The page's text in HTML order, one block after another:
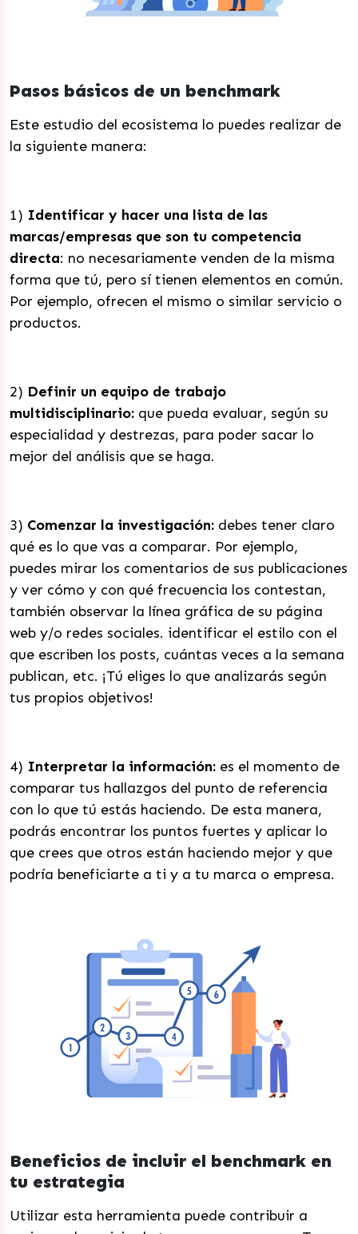
Pasos básicos de un benchmark
Este estudio del ecosistema lo puedes realizar de
la siguiente manera:
1) Identificar y hacer una lista de las
marcas/empresas que son tu competencia
directa: no necesariamente venden de la misma
forma que tú, pero sí tienen elementos en común.
Por ejemplo, ofrecen el mismo o similar servicio o
productos.
2) Definir un equipo de trabajo
multidisciplinario: que pueda evaluar, según su
especialidad y destrezas, para poder sacar lo
mejor del análisis que se haga.
3) Comenzar la investigación: debes tener claro
qué es lo que vas a comparar. Por ejemplo,
puedes mirar los comentarios de sus publicaciones
y ver cómo y con qué frecuencia los contestan,
también observar la línea gráfica de su página
web y/o redes sociales. identificar el estilo con el
que escriben los posts, cuántas veces a la semana
publican, etc. ¡Tú eliges lo que analizarás según
tus propios objetivos!
4) Interpretar la información: es el momento de
comparar tus hallazgos del punto de referencia
con lo que tú estás haciendo. De esta manera,
podrás encontrar los puntos fuertes y aplicar lo
que crees que otros están haciendo mejor y que
podría beneficiarte a ti y a tu marca o empresa.
Beneficios de incluir el benchmark en
tu estrategia
Utilizar esta herramienta puede contribuir a